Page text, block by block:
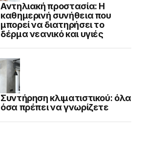
Αντηλιακή προστασία: Η
καθημερινή συνήθεια που
μπορεί να διατηρήσει το
δέρμα νεανικό και υγιές
Συντήρηση κλιματιστικού: όλα
όσα πρέπει να γνωρίζετε